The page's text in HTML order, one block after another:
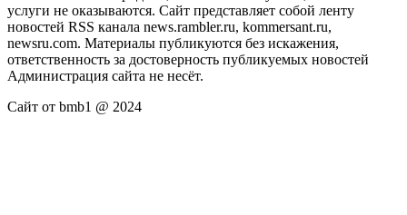
услуги не оказываются. Сайт представляет собой ленту
новостей RSS канала news.rambler.ru, kommersant.ru,
newsru.com. Материалы публикуются без искажения,
ответственность за достоверность публикуемых новостей
Администрация сайта не несёт.
Сайт от bmb1 @ 2024